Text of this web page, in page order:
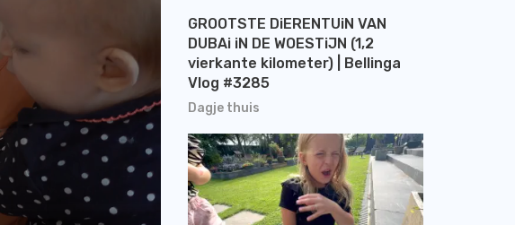
Dagje thuis
GROOTSTE DiERENTUiN VAN
DUBAi iN DE WOESTiJN (1,2
vierkante kilometer) | Bellinga
Vlog #3285